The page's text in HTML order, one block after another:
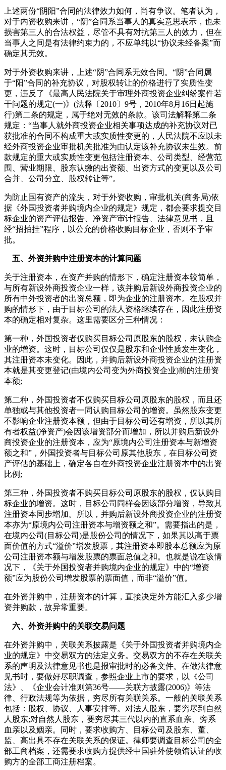
上述两份“阴阳”合同的法律效力如何，尚有争议。笔者认为，
对于内资收购来讲，“阴”合同系当事人的真实意思表示，也未
损害第三人的合法权益，尽管不具有对抗第三人的效力，但在
当事人之间是有法律约束力的，不应单纯以“协议未经备案”而
确定其无效。
对于外资收购来讲，上述“阴”合同系无效合同。“阴”合同属
于“阳”合同的补充协议，对股权转让的价格进行了实质性变
更，违反了《最高人民法院关于审理外商投资企业纠纷案件若
干问题的规定(一)》(法释〔2010〕9号，2010年8月16日起施
行)第二条的规定，属于绝对无效的条款。该司法解释第二条
规定：“当事人就外商投资企业相关事项达成的补充协议对已
获批准的合同不构成重大或实质性变更的，人民法院不应以未
经外商投资企业审批机关批准为由认定该补充协议未生效。前
款规定的重大或实质性变更包括注册资本、公司类型、经营范
围、营业期限、股东认缴的出资额、出资方式的变更以及公司
合并、公司分立、股权转让等”。
为防止国有资产的流失，对于外资收购，审批机关(商务局)依
据《外国投资者并购境内企业的规定》规定，都会要求提交目
标企业的资产评估报告、净资产审计报告、法律意见书，且
经“招拍挂”程序，以公允的价格收购目标企业，否则不予审
批。
五、外资并购中注册资本的计算问题
关于注册资本，在资产并购的情形下，确定注册资本较简单，
与所有新设外商投资企业一样，该并购后新设外商投资企业的
所有中外投资者的出资总额，即为企业的注册资本。在股权并
购的情形下，由于目标公司的法人资格继续存在，因此注册资
本的确定相对复杂。这里需要区分三种情况：
第一种，外国投资者仅购买目标公司原股东的股权，未认购企
业的增资。这时，目标公司仅仅是股东和企业性质发生变化，
其注册资本未变化。因此，并购后新设外商投资企业的注册资
本就是其变更登记(由境内公司变为外商投资企业)前的注册资
本额;
第二种，外国投资者不仅购买目标公司原股东的股权，而且还
单独或与其他投资者一同认购目标公司的增资。虽然股东变更
不影响企业注册资本额，但由于目标公司还有增资，所以其所
有者权益(净资产)会因该增资部分而增加，所以并购后新设外
商投资企业的注册资本，应为“原境内公司注册资本与新增资
额之和”，外国投资者与目标公司原其他股东，在目标公司资
产评估的基础上，确定各自在外商投资企业注册资本中的出资
比例;
第三种，外国投资者不购买目标公司原股东的股权，仅认购目
标企业的增资。这时，目标公司同样会因该部分增资，导致其
注册资本同步增加。所以，并购后新设外商投资企业的注册资
本亦为“原境内公司注册资本与增资额之和”。需要指出的是，
在境内公司(目标公司)是股份公司的情况下，如果其以高于票
面价值的方式“溢价”增发股票，其注册资本即股本总额应为原
公司注册资本额与增发股票的票面总值之和。也就是说在该情
况下，《关于外国投资者并购境内企业的规定》中的“增资
额”应为股份公司增发股票的票面值，而非“溢价”值。
在外资并购中，注册资本的计算，直接决定外方能汇入多少增
资并购款，故异常重要。
六、外资并购中的关联交易问题
在外资并购中，关联关系披露是《关于外国投资者并购境内企
业的规定》中交易双方的法定义务。交易双方的不存在关联关
系的声明及法律意见书也是报审批时的必备文件。在做法律意
见书时，要做好尽职调查，参照企业上市的要求，以《公司
法》、《企业会计准则第36号——关联方披露(2006)》等法
律、行政法规等为依据，穷尽所有关联关系。一般的关联关系
包括：股权、协议、人事安排等。对法人股东，要穷尽到自然
人股东;对自然人股东，要穷尽其三代以内的直系血亲、旁系
血亲以及姻亲。同时，要求收购方、目标公司及股东、董、
监、高出具不存在关联关系的保证。律师要调查目标公司的全
部工商档案，还需要求收购方提供经中国驻外使领馆认证的收
购方的全部工商注册档案。